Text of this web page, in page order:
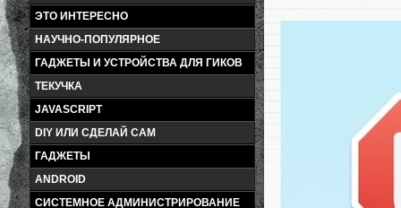
ЭТО ИНТЕРЕСНО
НАУЧНО-ПОПУЛЯРНОЕ
ГАДЖЕТЫ И УСТРОЙСТВА ДЛЯ ГИКОВ
ТЕКУЧКА
JAVASCRIPT
DIY ИЛИ СДЕЛАЙ САМ
ГАДЖЕТЫ
ANDROID
СИСТЕМНОЕ АДМИНИСТРИРОВАНИЕ